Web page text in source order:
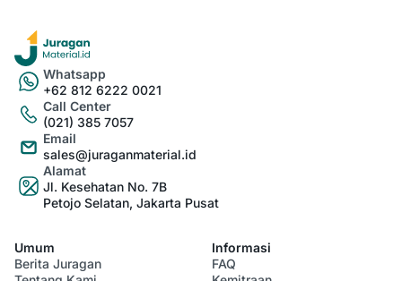
Whatsapp
+62 812 6222 0021
Call Center
(021) 385 7057
Email
sales@juraganmaterial.id
Alamat
Jl. Kesehatan No. 7B
Petojo Selatan, Jakarta Pusat
Umum
Berita Juragan
Informasi
FAQ